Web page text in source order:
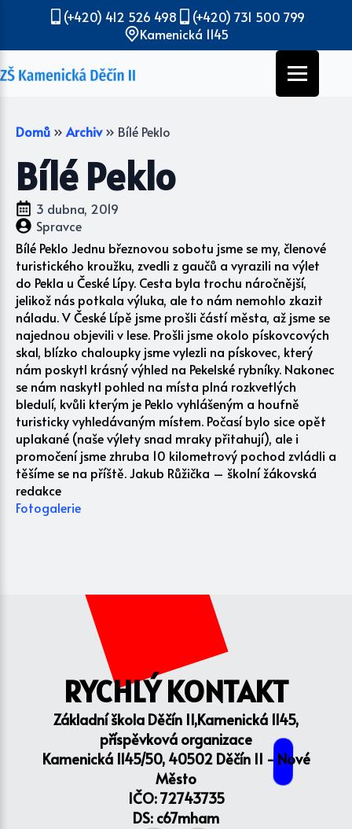
(+420) 412 526 498
(+420) 731 500 799
Kamenická 1145
Domů » Archiv » Bílé Peklo
Bílé Peklo
3 dubna, 2019
Spravce
Bílé Peklo Jednu březnovou sobotu jsme se my, členové
turistického kroužku, zvedli z gaučů a vyrazili na výlet
do Pekla u České Lípy. Cesta byla trochu náročnější,
jelikož nás potkala výluka, ale to nám nemohlo zkazit
náladu. V České Lípě jsme prošli částí města, až jsme se
najednou objevili v lese. Prošli jsme okolo pískovcových
skal, blízko chaloupky jsme vylezli na pískovec, který
nám poskytl krásný výhled na Pekelské rybníky. Nakonec
se nám naskytl pohled na místa plná rozkvetlých
bledulí, kvůli kterým je Peklo vyhlášeným a houfně
turisticky vyhledávaným místem. Počasí bylo sice opět
uplakané (naše výlety snad mraky přitahují), ale i
promočení jsme zhruba 10 kilometrový pochod zvládli a
těšíme se na příště. Jakub Růžička – školní žákovská
redakce
Fotogalerie
RYCHLÝ KONTAKT
Základní škola Děčín II,Kamenická 1145,
příspěvková organizace
Kamenická 1145/50, 40502 Děčín II - Nové
Město
IČO: 72743735
DS: c67mham